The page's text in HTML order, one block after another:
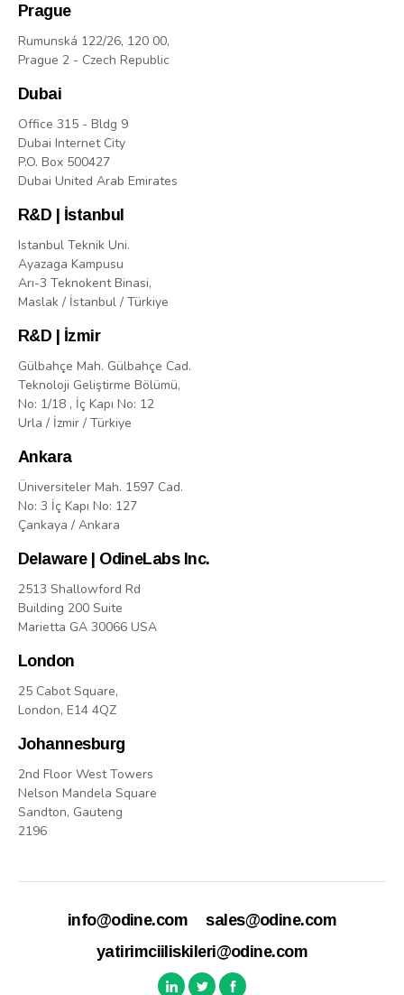
Prague
Rumunská 122/26, 120 00,
Prague 2 - Czech Republic
Dubai
Office 315 - Bldg 9
Dubai Internet City
P.O. Box 500427
Dubai United Arab Emirates
R&D | İstanbul
Istanbul Teknik Uni.
Ayazaga Kampusu
Arı-3 Teknokent Binasi,
Maslak / İstanbul / Türkiye
R&D | İzmir
Gülbahçe Mah. Gülbahçe Cad.
Teknoloji Geliştirme Bölümü,
No: 1/18 , İç Kapı No: 12
Urla / İzmir / Türkiye
Ankara
Üniversiteler Mah. 1597 Cad.
No: 3 İç Kapı No: 127
Çankaya / Ankara
Delaware | OdineLabs Inc.
2513 Shallowford Rd
Building 200 Suite
Marietta GA 30066 USA
London
25 Cabot Square,
London, E14 4QZ
Johannesburg
2nd Floor West Towers
Nelson Mandela Square
Sandton, Gauteng
2196
info@odine.com
sales@odine.com
yatirimciiliskileri@odine.com